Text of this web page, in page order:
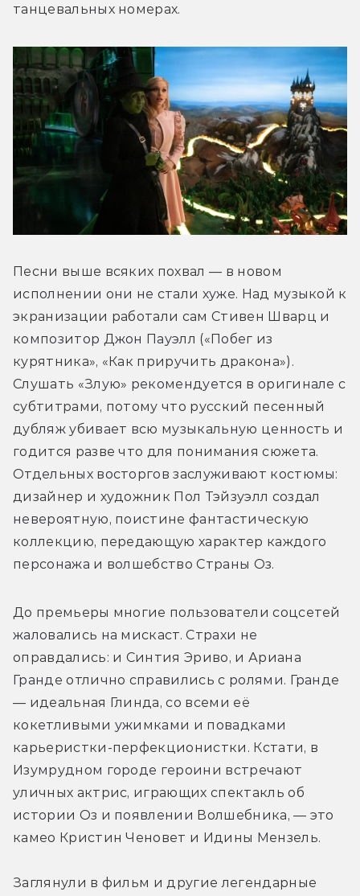
танцевальных номерах.
Песни выше всяких похвал — в новом
исполнении они не стали хуже. Над музыкой к
экранизации работали сам Стивен Шварц и
композитор Джон Пауэлл («Побег из
курятника», «Как приручить дракона»).
Слушать «Злую» рекомендуется в оригинале с
субтитрами, потому что русский песенный
дубляж убивает всю музыкальную ценность и
годится разве что для понимания сюжета.
Отдельных восторгов заслуживают костюмы:
дизайнер и художник Пол Тэйзуэлл создал
невероятную, поистине фантастическую
коллекцию, передающую характер каждого
персонажа и волшебство Страны Оз.
До премьеры многие пользователи соцсетей
жаловались на мискаст. Страхи не
оправдались: и Синтия Эриво, и Ариана
Гранде отлично справились с ролями. Гранде
— идеальная Глинда, со всеми её
кокетливыми ужимками и повадками
карьеристки-перфекционистки. Кстати, в
Изумрудном городе героини встречают
уличных актрис, играющих спектакль об
истории Оз и появлении Волшебника, — это
камео Кристин Ченовет и Идины Мензель.
Заглянули в фильм и другие легендарные